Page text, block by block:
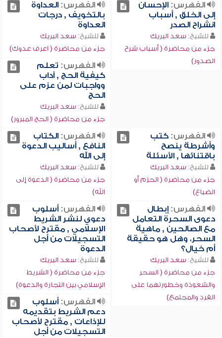
الفهرس:الإحسان
إلى الخلق , أسباب
انشراح الصدر
للشيخ: سعد البريك
جزء من محاضرة ( أسباب شرح
الصدور)
الفهرس:العداوة
بالتخويف , درجات
العداوة
للشيخ: سعد البريك
جزء من محاضرة ( اعرف عدوك)
الفهرس: تعلم
كيفية الحج , آداب
وواجبات لمن عزم على
الحج
للشيخ: سعد البريك
جزء من محاضرة ( الحج المبرور)
الفهرس:كتب
وأشرطة ينصح
باقتنائها , الأسئلة
للشيخ: سعد البريك
جزء من محاضرة ( الحزم أو
الضياع)
الفهرس:الكتاب
النافع , أساليب الدعوة
إلى الله
للشيخ: سعد البريك
جزء من محاضرة ( الدعوة إلى
الله)
الفهرس:إبطال
دعوى السحرة التعامل
مع الصالحين , ماهية
السحر، وهل هو حقيقة
أم خيال؟
للشيخ: سعد البريك
جزء من محاضرة ( السحر
والشعوذة وخطورتهما على
الفرد والمجتمع)
الفهرس:أسلوب
دعوي لنشر الشريط
الإسلامي , مقترح لأصحاب
التسجيلات من أجل
الدعوة
للشيخ: سعد البريك
جزء من محاضرة ( الشريط
الإسلامي بين التجارة والدعوة)
الفهرس:أسلوب
دعم الشريط بتقديمه
للإذاعات , مقترح لأصحاب
التسجيلات من أجل